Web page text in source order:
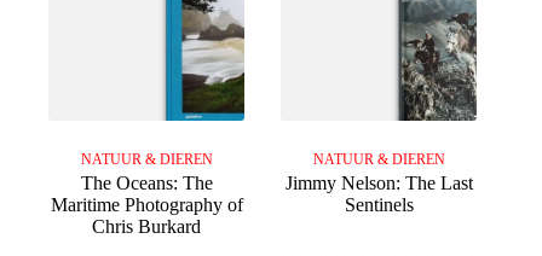
NATUUR & DIEREN
The Oceans: The
Maritime Photography of
Chris Burkard
NATUUR & DIEREN
Jimmy Nelson: The Last
Sentinels